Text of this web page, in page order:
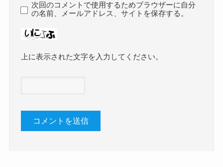
次回のコメントで使用するためブラウザーに自分
の名前、メールアドレス、サイトを保存する。
上に表示された文字を入力してください。